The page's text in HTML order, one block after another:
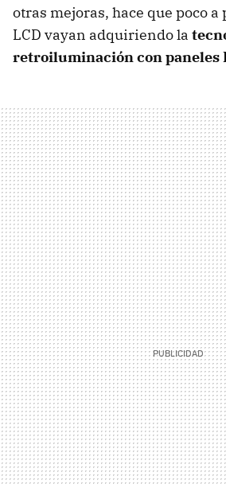
otras mejoras, hace que poco a
LCD vayan adquiriendo la
retroiluminación con paneles